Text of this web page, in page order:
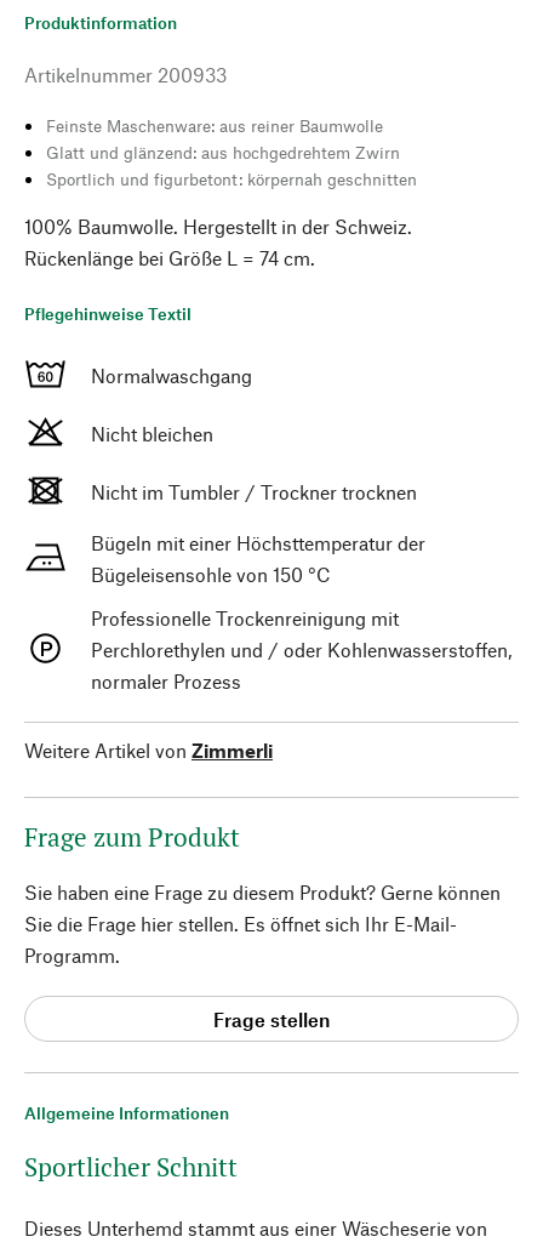
Allgemeine Informationen
Sportlicher Schnitt
Dieses Unterhemd stammt aus einer Wäscheserie von
Produktinformation
Artikelnummer 200933
Feinste Maschenware: aus reiner Baumwolle
Glatt und glänzend: aus hochgedrehtem Zwirn
Sportlich und figurbetont: körpernah geschnitten
100% Baumwolle. Hergestellt in der Schweiz.
Rückenlänge bei Größe L = 74 cm.
Pflegehinweise Textil
Normalwaschgang
Nicht bleichen
Nicht im Tumbler / Trockner trocknen
Bügeln mit einer Höchsttemperatur der
Bügeleisensohle von 150 °C
Professionelle Trockenreinigung mit
Perchlorethylen und / oder Kohlenwasserstoffen,
normaler Prozess
Weitere Artikel von Zimmerli
Frage zum Produkt
Sie haben eine Frage zu diesem Produkt? Gerne können
Sie die Frage hier stellen. Es öffnet sich Ihr E-Mail-
Programm.
Frage stellen